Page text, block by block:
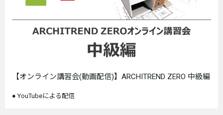
【オンライン講習会(動画配信)】ARCHITREND ZERO 中級編
YouTubeによる配信